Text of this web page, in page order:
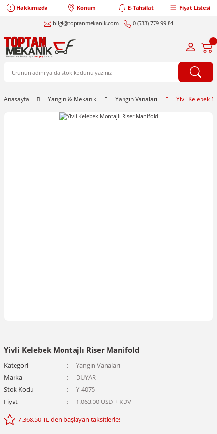
Hakkımızda Konum E-Tahsilat Fiyat Listesi
bilgi@toptanmekanik.com 0 (533) 779 99 84
Anasayfa Yangın & Mekanik Yangın Vanaları Yivli Kelebek
Yivli Kelebek Montajlı Riser Manifold
Kategori
Yangın Vanaları
Marka
DUYAR
Stok Kodu
Y-4075
Fiyat
1.063,00 USD + KDV
7.368,50 TL den başlayan taksitlerle!